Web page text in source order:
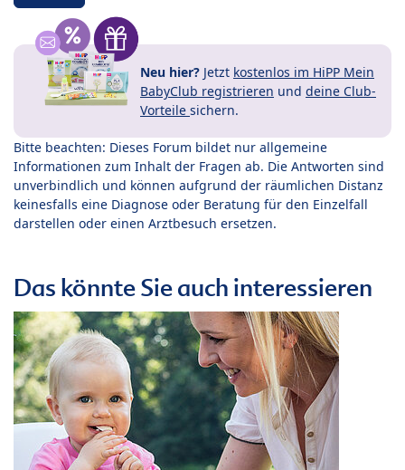
Neu hier? Jetzt kostenlos im HiPP Mein
BabyClub registrieren und deine Club-
Vorteile sichern.
Bitte beachten: Dieses Forum bildet nur allgemeine
Informationen zum Inhalt der Fragen ab. Die Antworten sind
unverbindlich und können aufgrund der räumlichen Distanz
keinesfalls eine Diagnose oder Beratung für den Einzelfall
darstellen oder einen Arztbesuch ersetzen.
Das könnte Sie auch interessieren